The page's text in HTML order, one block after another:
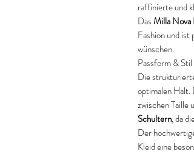
raffinierte und
DasMilla
Fashion und
wünschen.
Passform & Stil
Die
optimalen Halt.
zwischen Taille
Schultern, da
Der
Kleid eine